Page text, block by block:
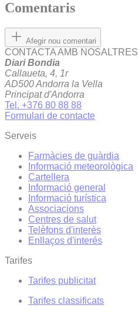
Comentaris
Afegir nou comentari
CONTACTA AMB NOSALTRES
Diari Bondia
Callaueta, 4, 1r
AD500 Andorra la Vella
Principat d'Andorra
Tel. +376 80 88 88
Formulari de contacte
Serveis
Farmàcies de guàrdia
Informació meteorològica
Cartellera
Informació general
Informació turística
Associacions
Centres de salut
Telèfons d'interès
Enllaços d'interés
Tarifes
Tarifes publicitat
Tarifes classificats